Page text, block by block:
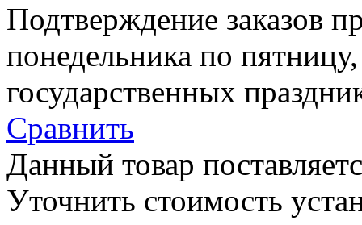
Подтверждение заказов
понедельника по
государственных
Сравнить
Данный товар
Уточнить стоимость